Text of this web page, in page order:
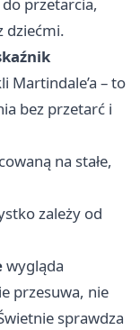
do przetarcia,
dziećmi.
Martindale’a – to
bez przetarć i
na stałe,
zależy od
wygląda
przesuwa, nie
sprawdza